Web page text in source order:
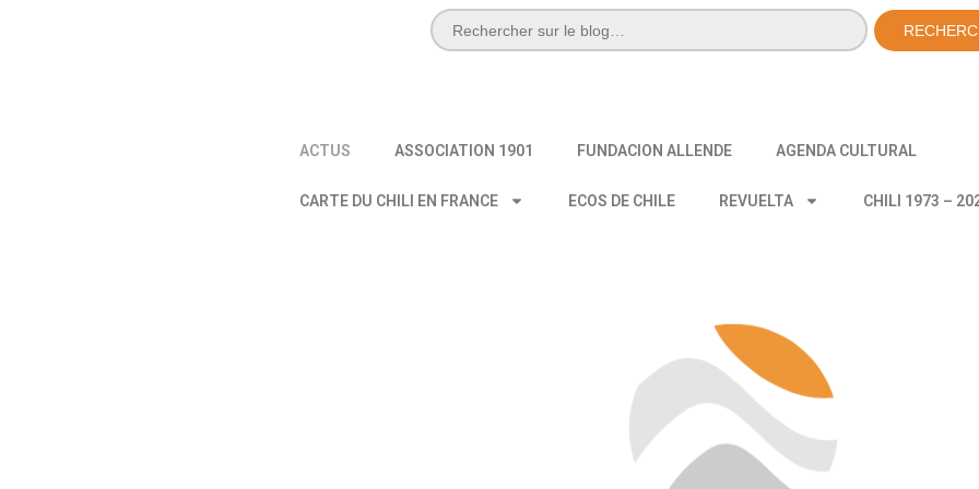
ACTUS ASSOCIATION 1901 FUNDACION ALLENDE AGENDA CULTURAL
CARTE DU CHILI EN FRANCE ECOS DE CHILE REVUELTA CHILI 1973 –